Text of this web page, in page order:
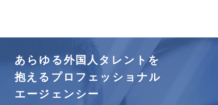
あらゆる外国人タレントを
抱えるプロフェッショナル
エージェンシー